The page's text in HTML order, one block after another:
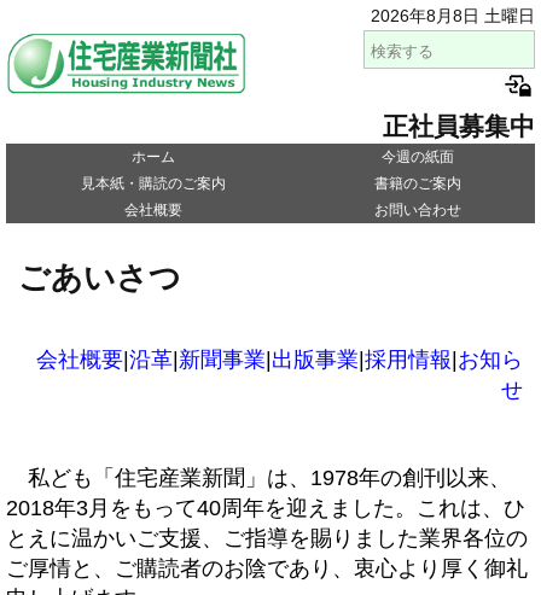
2026年8月8日 土曜日
正社員募集中
ホーム
今週の紙面
見本紙・購読のご案内
書籍のご案内
会社概要
お問い合わせ
ごあいさつ
会社概要 沿革 新聞事業 出版事業 採用情報 お知ら
せ
私ども「住宅産業新聞」は、1978年の創刊以来、
2018年3月をもって40周年を迎えました。これは、ひ
とえに温かいご支援、ご指導を賜りました業界各位の
ご厚情と、ご購読者のお陰であり、衷心より厚く御礼